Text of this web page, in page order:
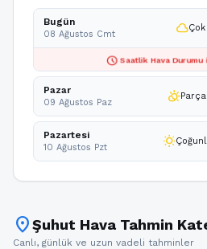
Bugün
08 Ağustos Cmt cloud
schedule Saatlik Hava Durumu
Pazar
09 Ağustos Paz partly_cloudy_day
Pazartesi
10 Ağustos Pzt wb_sunny
location_onŞuhut Hava Tahmin
Canlı, günlük ve uzun vadeli tahminler